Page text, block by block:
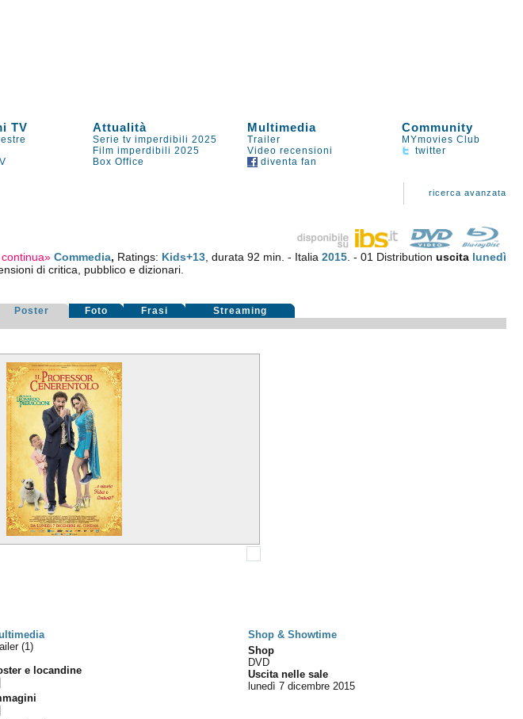
TV Attualità Multimedia Community
Serie tv imperdibili 2025 Trailer
MYmovies Club
Film imperdibili 2025 Video recensioni
twitter
Box Office diventa fan
ricerca avanzata
.continua» Commedia, Ratings: Kids+13 , durata 92 min. - Italia2015 . - 01 Distributionuscita lunedì
di critica, pubblico e dizionari.
Poster Foto Frasi Streaming
Shop & Showtime
(1)
e locandine
Shop
DVD
Uscita nelle sale
lunedì 7 dicembre 2015